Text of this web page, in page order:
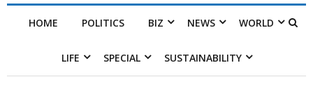
HOME POLITICS BIZ NEWS WORLD
LIFE SPECIAL SUSTAINABILITY